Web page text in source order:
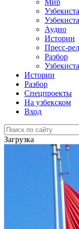
Мир
Аудио
Истории
Пресс-
Разбор
Истории
Разбор
Спецпроекты
На узбекском
Вход
Загрузка